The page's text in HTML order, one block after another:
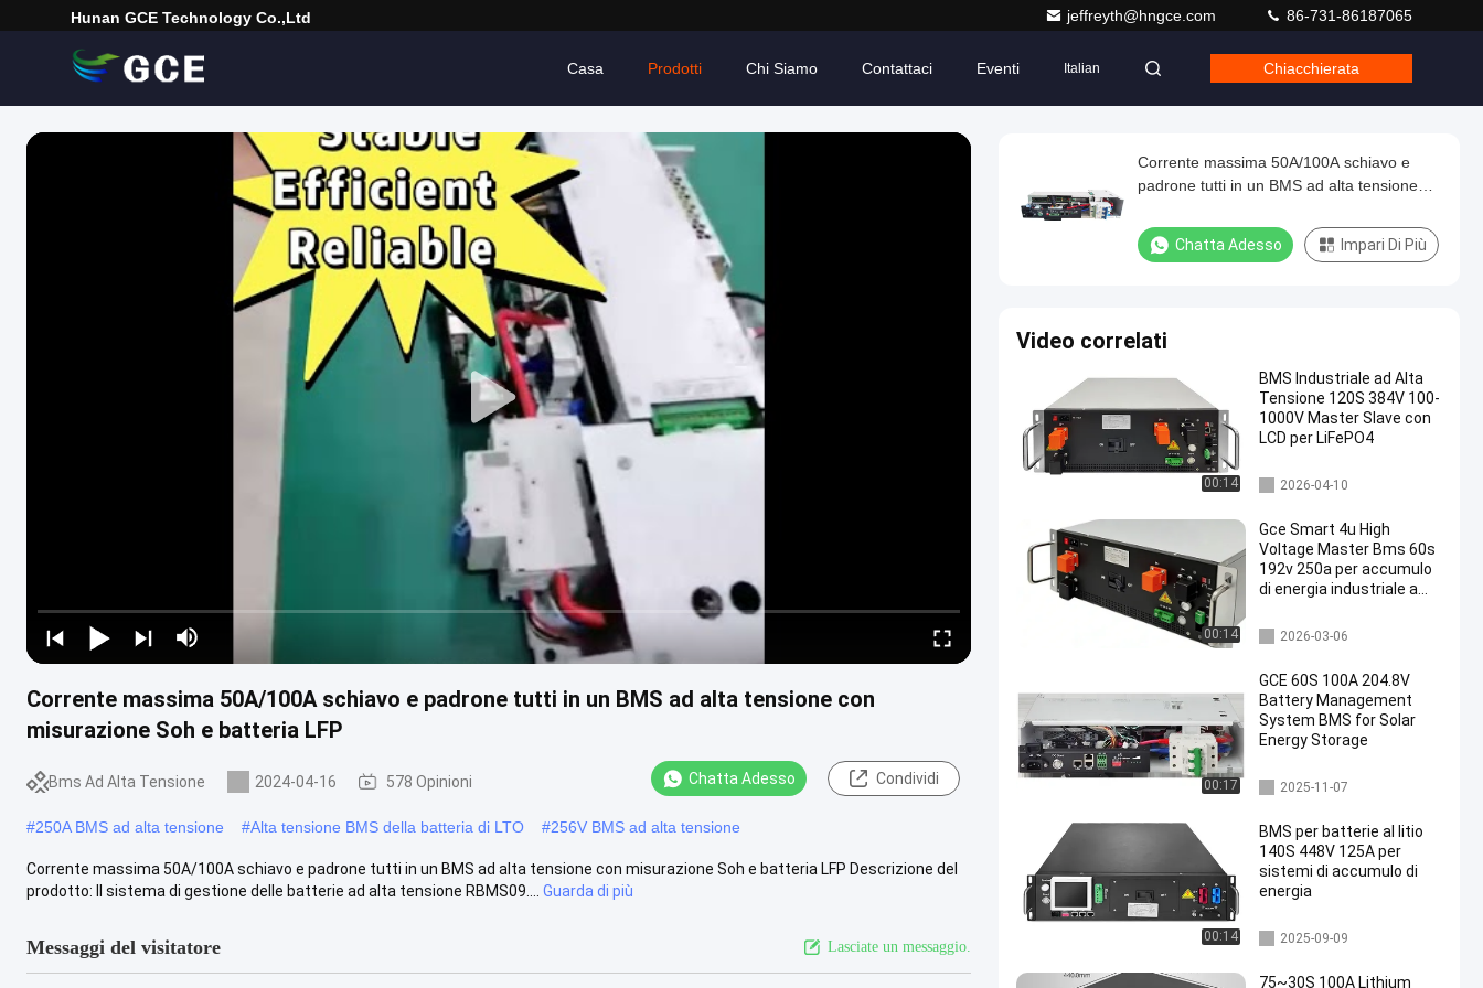
Hunan GCE Technology Co.,Ltd jeffreyth@hngce.com 86-731-86187065
Casa Prodotti Chi Siamo Contattaci Eventi Italian Chiacchierata
Corrente massima 50A/100A schiavo e padrone tutti in un BMS ad alta tensione con
misurazione Soh e batteria LFP
Bms Ad Alta Tensione 2024-04-16 578 Opinioni Chatta Adesso Condividi
#250A BMS ad alta tensione #Alta tensione BMS della batteria di LTO #256V BMS ad alta tensione
Corrente massima 50A/100A schiavo e padrone tutti in un BMS ad alta tensione con misurazione Soh e batteria LFP Descrizione del
prodotto: Il sistema di gestione delle batterie ad alta tensione RBMS09....
Guarda di più
Messaggi del visitatore Lasciate un messaggio.
Corrente massima 50A/100A schiavo e
padrone tutti in un BMS ad alta tensione
Chatta Adesso Impari Di Più
Video correlati
00:14
BMS Industriale ad Alta
Tensione 120S 384V 100-
1000V Master Slave con
LCD per LiFePO4
bms ad alta tensione
2026-04-10
00:14
Gce Smart 4u High
Voltage Master Bms 60s
192v 250a per accumulo
di energia industriale a
bms ad alta tensione
2026-03-06
00:17
GCE 60S 100A 204.8V
Battery Management
System BMS for Solar
Energy Storage
BMS integrato
2025-11-07
00:14
BMS per batterie al litio
140S 448V 125A per
sistemi di accumulo di
energia
bms ad alta tensione
2025-09-09
75~30S 100A Lithium